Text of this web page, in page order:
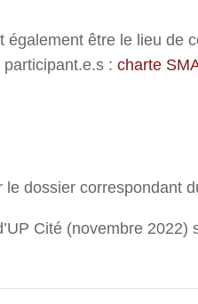
également être le lieu
: charte
dossier correspondant
Cité (novembre 2022)